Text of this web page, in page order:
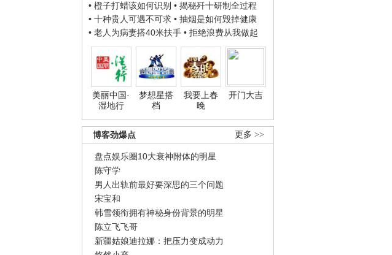
• 橙子打蜡该如何识别 • 揭秘歼十研制全过程
• 十种贵人可遇不可求 • 抽烟是如何毁掉健康
• 老人为病妻搭40米扶手 • 拒绝浪费从我做起
美丽中国·
湿地行
梦想星搭
档
我要上春
晚
开门大吉
更多 >>
博客劲爆点
盘点娱乐圈10大衰神附体的明星
陈守学
男人出轨前最好要深思的三个问题
宋宝和
韩雪领衔拥有神秘身份背景的明星
陈立飞飞哥
新疆姑娘迪拉娜：把压力变成动力